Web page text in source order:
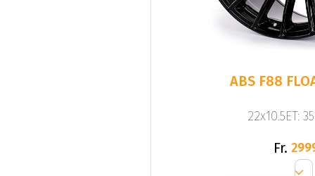
ABS F88
22x10.5ET:
Fr.